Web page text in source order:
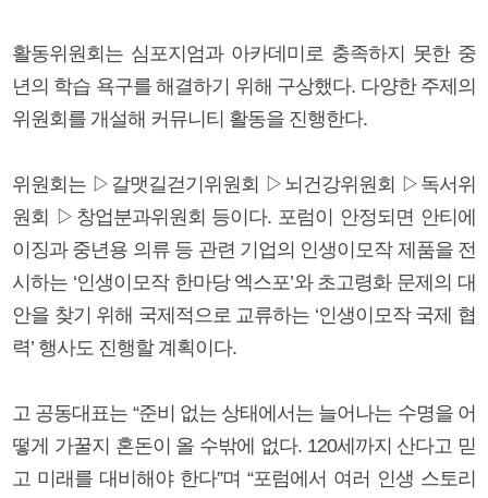
활동위원회는 심포지엄과 아카데미로 충족하지 못한 중
년의 학습 욕구를 해결하기 위해 구상했다. 다양한 주제의
위원회를 개설해 커뮤니티 활동을 진행한다.
위원회는 ▷갈맷길걷기위원회 ▷뇌건강위원회 ▷독서위
원회 ▷창업분과위원회 등이다. 포럼이 안정되면 안티에
이징과 중년용 의류 등 관련 기업의 인생이모작 제품을 전
시하는 ‘인생이모작 한마당 엑스포’와 초고령화 문제의 대
안을 찾기 위해 국제적으로 교류하는 ‘인생이모작 국제 협
력’ 행사도 진행할 계획이다.
고 공동대표는 “준비 없는 상태에서는 늘어나는 수명을 어
떻게 가꿀지 혼돈이 올 수밖에 없다. 120세까지 산다고 믿
고 미래를 대비해야 한다”며 “포럼에서 여러 인생 스토리